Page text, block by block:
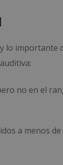
lo importante
no en el
a menos de